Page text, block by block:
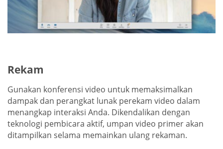
Rekam
Gunakan konferensi video untuk memaksimalkan
dampak dan perangkat lunak perekam video dalam
menangkap interaksi Anda. Dikendalikan dengan
teknologi pembicara aktif, umpan video primer akan
ditampilkan selama memainkan ulang rekaman.